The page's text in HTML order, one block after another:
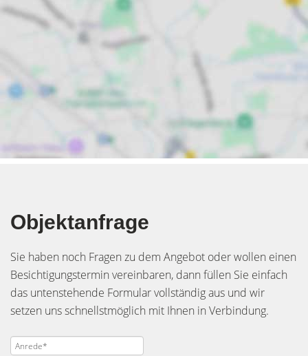
Objektanfrage
Sie haben noch Fragen zu dem Angebot oder wollen einen
Besichtigungstermin vereinbaren, dann füllen Sie einfach
das untenstehende Formular vollständig aus und wir
setzen uns schnellstmöglich mit Ihnen in Verbindung.